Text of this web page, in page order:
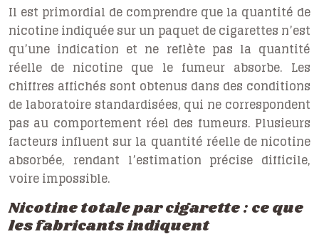
Il est primordial de comprendre que la quantité de
nicotine indiquée sur un paquet de cigarettes n’est
qu’une indication et ne reflète pas la quantité
réelle de nicotine que le fumeur absorbe. Les
chiffres affichés sont obtenus dans des conditions
de laboratoire standardisées, qui ne correspondent
pas au comportement réel des fumeurs. Plusieurs
facteurs influent sur la quantité réelle de nicotine
absorbée, rendant l’estimation précise difficile,
voire impossible.
Nicotine totale par cigarette : ce que
les fabricants indiquent